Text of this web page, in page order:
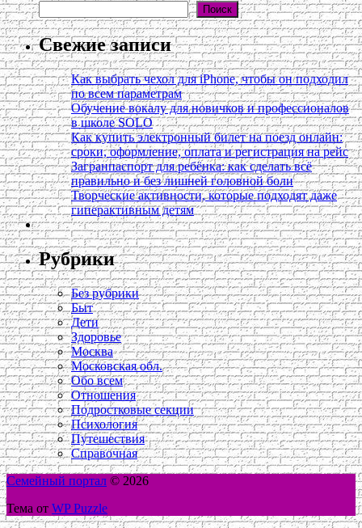
Поиск
Свежие записи
Как выбрать чехол для iPhone, чтобы он подходил
по всем параметрам
Обучение вокалу для новичков и профессионалов
в школе SOLO
Как купить электронный билет на поезд онлайн:
сроки, оформление, оплата и регистрация на рейс
Загранпаспорт для ребёнка: как сделать всё
правильно и без лишней головной боли
Творческие активности, которые подходят даже
гиперактивным детям
Рубрики
Без рубрики
Быт
Дети
Здоровье
Москва
Московская обл.
Обо всем
Отношения
Подростковые секции
Психология
Путешествия
Справочная
Семейный портал © 2026
Тема от WP Puzzle